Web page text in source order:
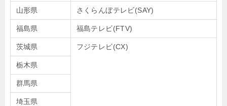
山形県 さくらんぼテレビ(SAY)
福島県 福島テレビ(FTV)
茨城県 フジテレビ(CX)
栃木県
群馬県
埼玉県